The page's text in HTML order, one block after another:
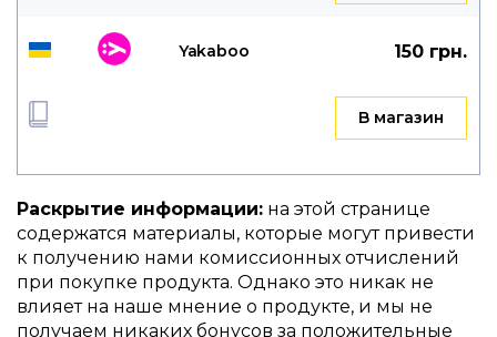
Yakaboo 150 грн.
B магазин
Раскрытие информации: на этой странице
содержатся материалы, которые могут привести
к получению нами комиссионных отчислений
при покупке продукта. Однако это никак не
влияет на наше мнение о продукте, и мы не
получаем никаких бонусов за положительные